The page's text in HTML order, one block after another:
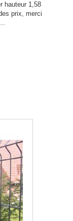
hauteur 1,58
prix, merci